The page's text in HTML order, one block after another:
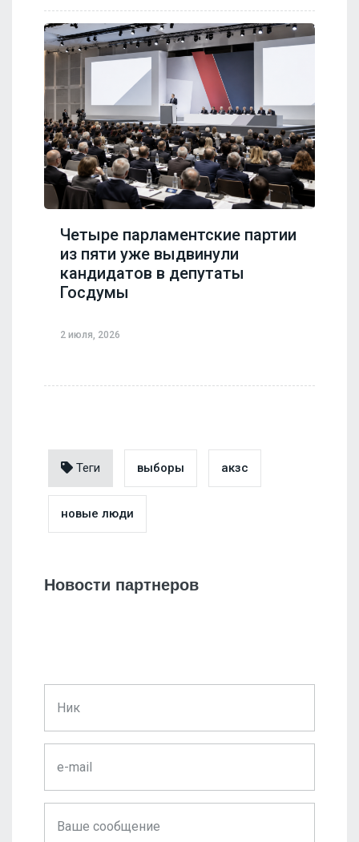
Четыре парламентские партии
из пяти уже выдвинули
кандидатов в депутаты
Госдумы
2 июля, 2026
Теги выборы акзс
новые люди
Новости партнеров